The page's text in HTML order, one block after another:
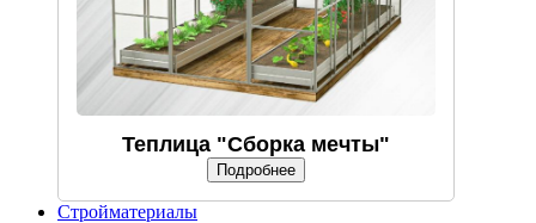
Теплица "Сборка мечты"
Подробнее
Стройматериалы